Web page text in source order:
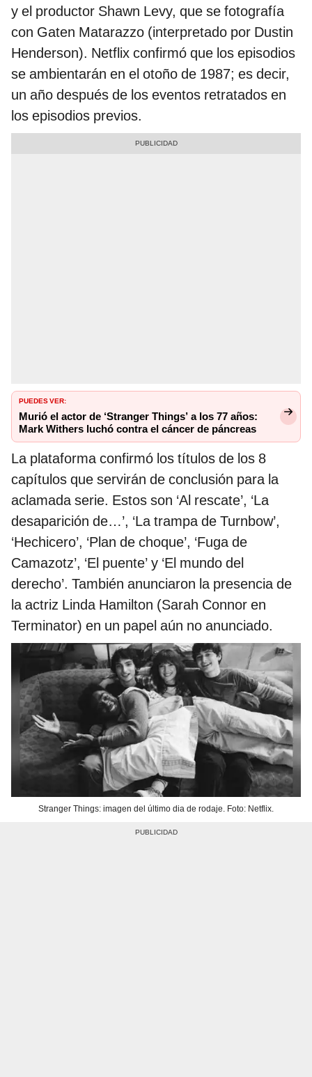
y el productor Shawn Levy, que se fotografía
con Gaten Matarazzo (interpretado por Dustin
Henderson). Netflix confirmó que los episodios
se ambientarán en el otoño de 1987; es decir,
un año después de los eventos retratados en
los episodios previos.
PUEDES VER:
Murió el actor de ‘Stranger Things’ a los 77 años:
Mark Withers luchó contra el cáncer de páncreas
La plataforma confirmó los títulos de los 8
capítulos que servirán de conclusión para la
aclamada serie. Estos son ‘Al rescate’, ‘La
desaparición de…’, ‘La trampa de Turnbow’,
‘Hechicero’, ‘Plan de choque’, ‘Fuga de
Camazotz’, ‘El puente’ y ‘El mundo del
derecho’. También anunciaron la presencia de
la actriz Linda Hamilton (Sarah Connor en
Terminator) en un papel aún no anunciado.
Stranger Things: imagen del último dia de rodaje. Foto: Netflix.